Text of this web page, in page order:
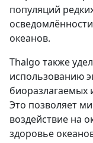
популяций
океанов.
Thalgo также
использованию
биоразлагаемых
Это позволяет
воздействие на
здоровье